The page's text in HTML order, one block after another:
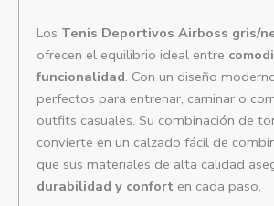
Los Tenis Deportivos Airboss gris/
ofrecen el equilibrio ideal entre
funcionalidad. Con un diseño
perfectos para entrenar, caminar o
outfits casuales. Su combinación de
convierte en un calzado fácil de
que sus materiales de alta calidad
durabilidad y confort en cada paso.